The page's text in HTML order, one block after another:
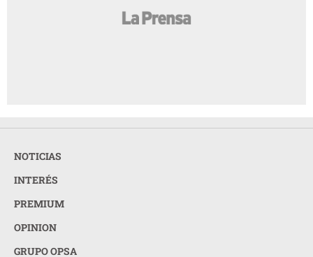
NOTICIAS
INTERÉS
PREMIUM
OPINION
GRUPO OPSA